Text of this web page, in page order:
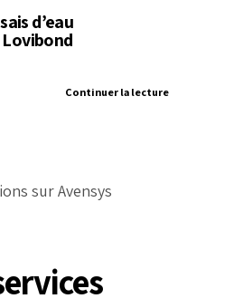
d’eau
Continuer la lecture
sur Avensys